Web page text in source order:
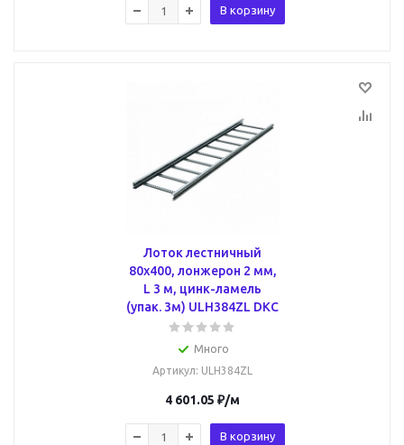
В корзину
Лоток лестничный
80х400, лонжерон 2 мм,
L 3 м, цинк-ламель
(упак. 3м) ULH384ZL DKC
Много
Артикул: ULH384ZL
4 601.05 ₽/м
В корзину